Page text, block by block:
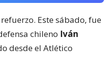
Este sábado, fue
chileno Iván
desde el Atlético